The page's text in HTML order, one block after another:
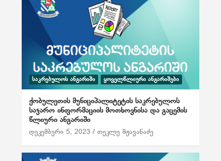
ᲡᲐᲙᲠᲔᲑᲣᲚᲝᲡ ᲐᲜᲒᲐᲠᲘᲨᲘ ᲧᲝᲕᲔᲚᲬᲚᲘᲣᲠᲘ ᲐᲜᲒᲐᲠᲘᲨᲔᲑᲘ
ქობულეთის მუნიციპალიტეტის საკრებულოს
საჯარო ინფორმაციის მოთხოვნისა და გაცემის
წლიური ანგარიში
დეკემბერი 5, 2023 თეკლე მჟავანაძე